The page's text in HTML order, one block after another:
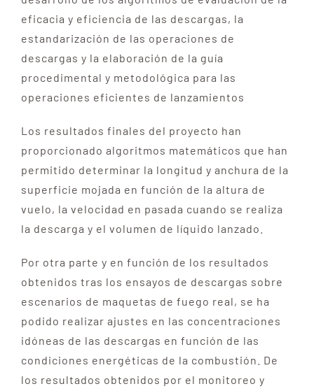
eficacia y eficiencia de las descargas, la
estandarización de las operaciones de
descargas y la elaboración de la guía
procedimental y metodológica para las
operaciones eficientes de lanzamientos
Los resultados finales del proyecto han
proporcionado algoritmos matemáticos que han
permitido determinar la longitud y anchura de la
superficie mojada en función de la altura de
vuelo, la velocidad en pasada cuando se realiza
la descarga y el volumen de líquido lanzado.
Por otra parte y en función de los resultados
obtenidos tras los ensayos de descargas sobre
escenarios de maquetas de fuego real, se ha
podido realizar ajustes en las concentraciones
idóneas de las descargas en función de las
condiciones energéticas de la combustión. De
los resultados obtenidos por el monitoreo y